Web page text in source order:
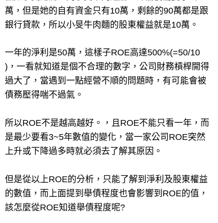
萬， 但是她的自有資金只有10萬，剩餘的90萬都是跟
銀行貸款， 所以小旻牛肉麵的股東權益就是10萬。
一年的淨利是50萬，這樣子ROE高達500%(=50/10
)， 一看就知道是個不合理的數字，公司財務槓桿開得
過大了，當遇到一點經營不順的問題時，有可能會被
債務壓得喘不過氣。
所以ROE不是越高越好。，且ROE不能只看一年，而
是最少要看3~5年數值的變化，當一家公司ROE突然
上升或下降過多時就必須去了解其原因。
但是從以上ROE的分析，只能了解到淨利及股東權益
的數值，而上面提到舉債程度也會影響到ROE的值，
該怎麼從ROE知道舉債程度呢?